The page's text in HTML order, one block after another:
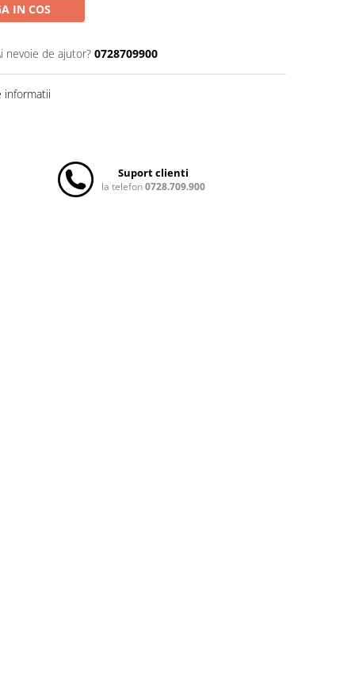
IN COS
nevoie de ajutor? 0728709900
informatii
Suport clienti
la telefon0728.709.900